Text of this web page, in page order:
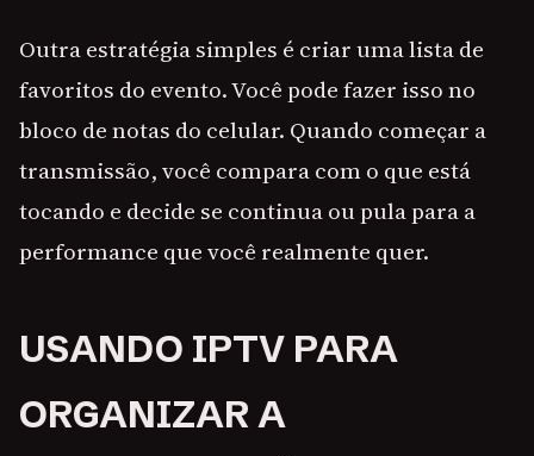
Outra estratégia simples é criar uma lista de
favoritos do evento. Você pode fazer isso no
bloco de notas do celular. Quando começar a
transmissão, você compara com o que está
tocando e decide se continua ou pula para a
performance que você realmente quer.
USANDO IPTV PARA
ORGANIZAR A